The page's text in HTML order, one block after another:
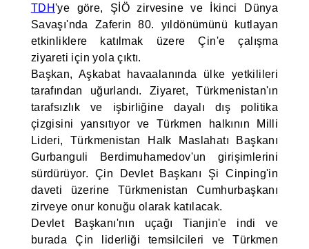
TDH'ye göre, ŞİÖ zirvesine ve İkinci Dünya
Savaşı'nda Zaferin 80. yıldönümünü kutlayan
etkinliklere katılmak üzere Çin'e çalışma
ziyareti için yola çıktı.
Başkan, Aşkabat havaalanında ülke yetkilileri
tarafından uğurlandı. Ziyaret, Türkmenistan'ın
tarafsızlık ve işbirliğine dayalı dış politika
çizgisini yansıtıyor ve Türkmen halkının Milli
Lideri, Türkmenistan Halk Maslahatı Başkanı
Gurbanguli Berdimuhamedov'un girişimlerini
sürdürüyor. Çin Devlet Başkanı Şi Cinping'in
daveti üzerine Türkmenistan Cumhurbaşkanı
zirveye onur konuğu olarak katılacak.
Devlet Başkanı'nın uçağı Tianjin'e indi ve
burada Çin liderliği temsilcileri ve Türkmen